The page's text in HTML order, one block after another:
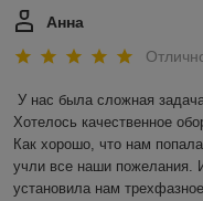
Анна
У нас была сложная
Хотелось качественное
Как хорошо, что нам
учли все наши пожелания.
установила нам